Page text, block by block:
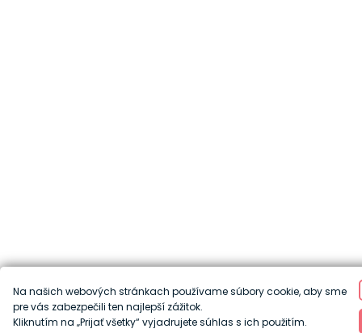
Na našich webových stránkach používame súbory cookie, aby sme
pre vás zabezpečili ten najlepší zážitok.
Kliknutím na „Prijať všetky“ vyjadrujete súhlas s ich použitím.